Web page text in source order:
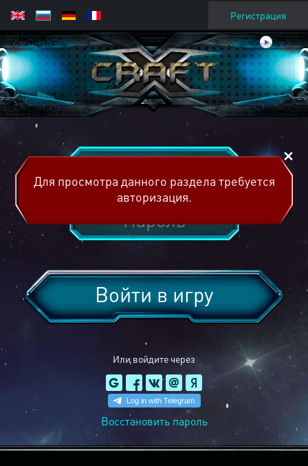
Регистрация
Или войдите через
Войти в игру
Восстановить пароль
Для просмотра данного раздела требуется
авторизация.